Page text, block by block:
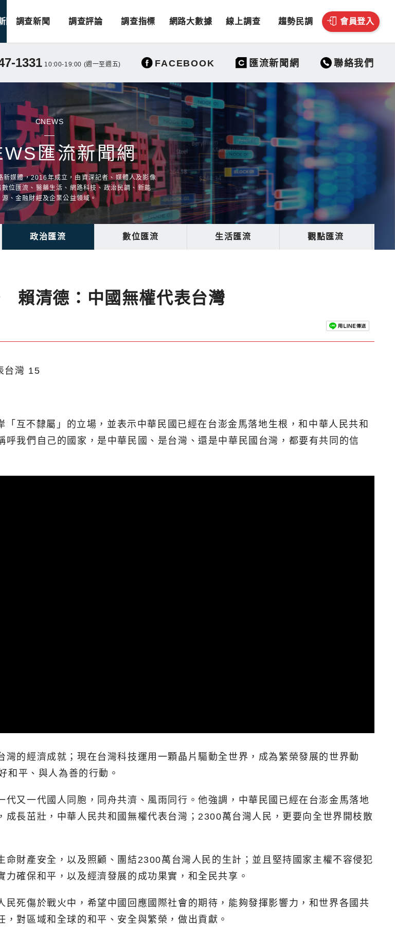
聞 調查新聞 調查評論 調查指標 網路大數據 線上調查 趨勢民調 會員登入
1331 10:00-19:00 (週一至週五) FACEBOOK 匯流新聞網 聯絡我們
CNEWS
匯流新聞網
新媒體，2016年成立，由資深記者、媒體人及影像
位匯流、醫藥生活、網路科技、政治民調、新能
源、金融財經及企業公益領域。
政治匯流 數位匯流 生活匯流 觀點匯流
賴清德：中國無權代表台灣
互不隸屬」的立場，並表示中華民國已經在台澎金馬落地生根，和中華人民共和
我們自己的國家，是中華民國、是台灣、還是中華民國台灣，都要有共同的信
的經濟成就；現在台灣科技運用一顆晶片驅動全世界，成為繁榮發展的世界動
平、與人為善的行動。
又一代國人同胞，同舟共濟、風雨同行。他強調，中華民國已經在台澎金馬落地
長茁壯，中華人民共和國無權代表台灣；2300萬台灣人民，更要向全世界開枝散
財產安全，以及照顧、團結2300萬台灣人民的生計；並且堅持國家主權不容侵犯
確保和平，以及經濟發展的成功果實，和全民共享。
死傷於戰火中，希望中國回應國際社會的期待，能夠發揮影響力，和世界各國共
對區域和全球的和平、安全與繁榮，做出貢獻。